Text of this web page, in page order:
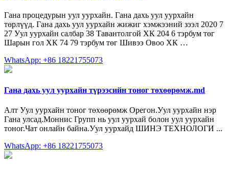
Гана процедурын уул уурхайн. Гана дахь уул уурхайн
төрлүүд. Гана дахь уул уурхайн жижиг хэмжээний зээл 2020 7
27 Уул уурхайн салбар 38 Тавантолгой ХК 204 6 тэрбум төг
Шарын гол ХК 74 79 тэрбум төг Шивээ Овоо ХК …
WhatsApp: +86 18221755073
Гана дахь уул уурхайн түрээсийн тоног төхөөрөмж.md
Алт Уул уурхайн тоног төхөөрөмж Орегон.Уул уурхайн нэр
Гана улсад.Моннис Групп нь уул уурхай болон уул уурхайн
тоног.Чат онлайн байна.Уул уурхайд ШИНЭ ТЕХНОЛОГИ ...
WhatsApp: +86 18221755073